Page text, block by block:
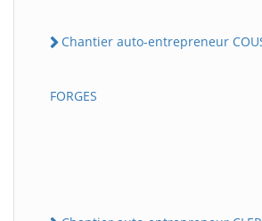
Chantier auto-entrepreneur
FORGES